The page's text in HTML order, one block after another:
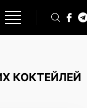
КОКТЕЙЛЕЙ